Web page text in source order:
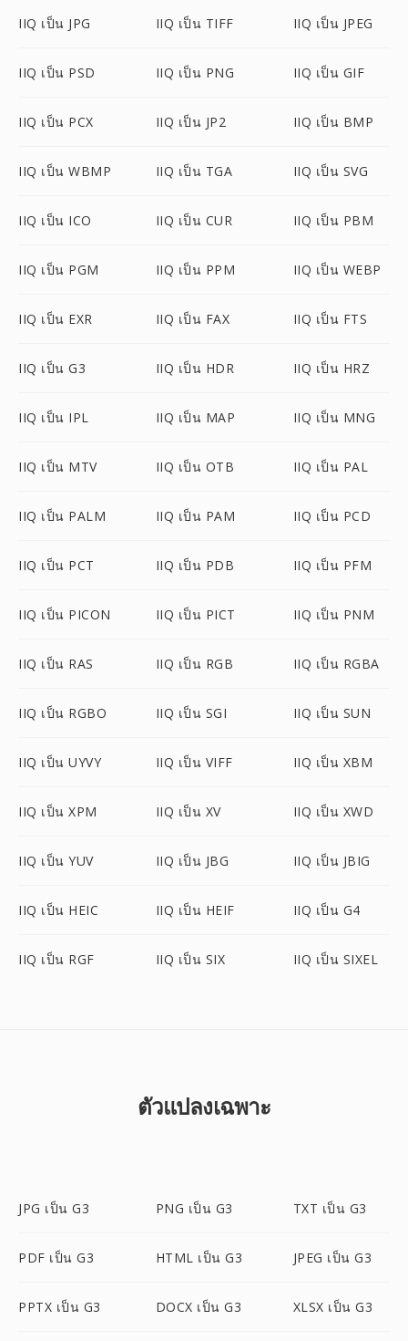
IIQ เป็น JPG IIQ เป็น TIFF IIQ เป็น JPEG
IIQ เป็น PSD IIQ เป็น PNG IIQ เป็น GIF
IIQ เป็น PCX IIQ เป็น JP2 IIQ เป็น BMP
IIQ เป็น WBMP IIQ เป็น TGA IIQ เป็น SVG
IIQ เป็น ICO IIQ เป็น CUR IIQ เป็น PBM
IIQ เป็น PGM IIQ เป็น PPM IIQ เป็น WEBP
IIQ เป็น EXR IIQ เป็น FAX IIQ เป็น FTS
IIQ เป็น G3 IIQ เป็น HDR IIQ เป็น HRZ
IIQ เป็น IPL IIQ เป็น MAP IIQ เป็น MNG
IIQ เป็น MTV IIQ เป็น OTB IIQ เป็น PAL
IIQ เป็น PALM IIQ เป็น PAM IIQ เป็น PCD
IIQ เป็น PCT IIQ เป็น PDB IIQ เป็น PFM
IIQ เป็น PICON IIQ เป็น PICT IIQ เป็น PNM
IIQ เป็น RAS IIQ เป็น RGB IIQ เป็น RGBA
IIQ เป็น RGBO IIQ เป็น SGI IIQ เป็น SUN
IIQ เป็น UYVY IIQ เป็น VIFF IIQ เป็น XBM
IIQ เป็น XPM IIQ เป็น XV IIQ เป็น XWD
IIQ เป็น YUV IIQ เป็น JBG IIQ เป็น JBIG
IIQ เป็น HEIC IIQ เป็น HEIF IIQ เป็น G4
IIQ เป็น RGF IIQ เป็น SIX IIQ เป็น SIXEL
ตัวแปลงเฉพาะ
JPG เป็น G3 PNG เป็น G3 TXT เป็น G3
PDF เป็น G3 HTML เป็น G3 JPEG เป็น G3
PPTX เป็น G3 DOCX เป็น G3 XLSX เป็น G3